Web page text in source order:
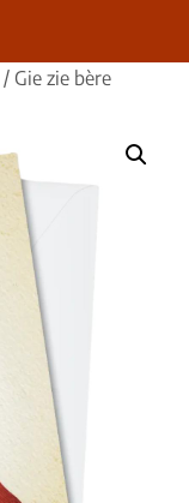
/ Gie zie bère